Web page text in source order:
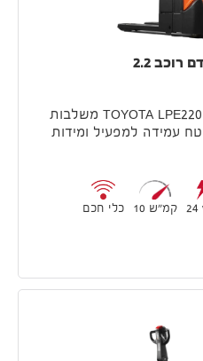
עגלת משטחים חשמלית אדם רוכב 2.2
עגלת משטחים חשמליות TOYOTA LPE220 משלבות
עמידה למפעיל ומידות
24 10 קמ״ש כלי חכם